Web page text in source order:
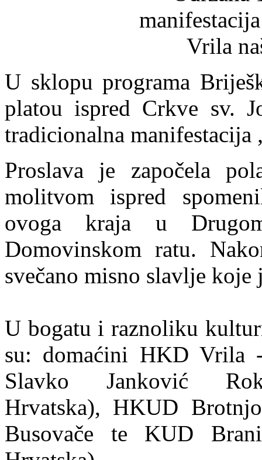
U sklopu programa
platou ispred Crkve sv.
tradicionalna manifestacija
Proslava je započela
molitvom ispred
ovoga kraja u
Domovinskom ratu.
svečano misno slavlje
U bogatu i raznoliku
su: domaćini HKD Vrila
Slavko Janković
Hrvatska), HKUD
Busovače te KUD